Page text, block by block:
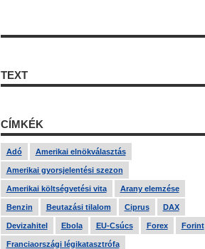
TEXT
CÍMKÉK
Adó Amerikai elnökválasztás
Amerikai gyorsjelentési szezon
Amerikai költségvetési vita Arany elemzése
Benzin Beutazási tilalom Ciprus DAX
Devizahitel Ebola EU-Csúcs Forex Forint
Franciaországi légikatasztrófa